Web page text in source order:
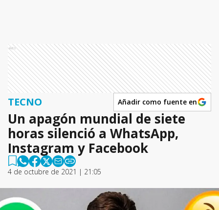
Ads
TECNO Añadir como fuente en
Un apagón mundial de siete
horas silenció a WhatsApp,
Instagram y Facebook
4 de octubre de 2021 | 21:05